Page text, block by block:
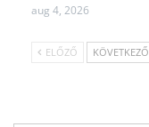
aug 4, 2026
ELŐZŐ KÖVETKEZŐ